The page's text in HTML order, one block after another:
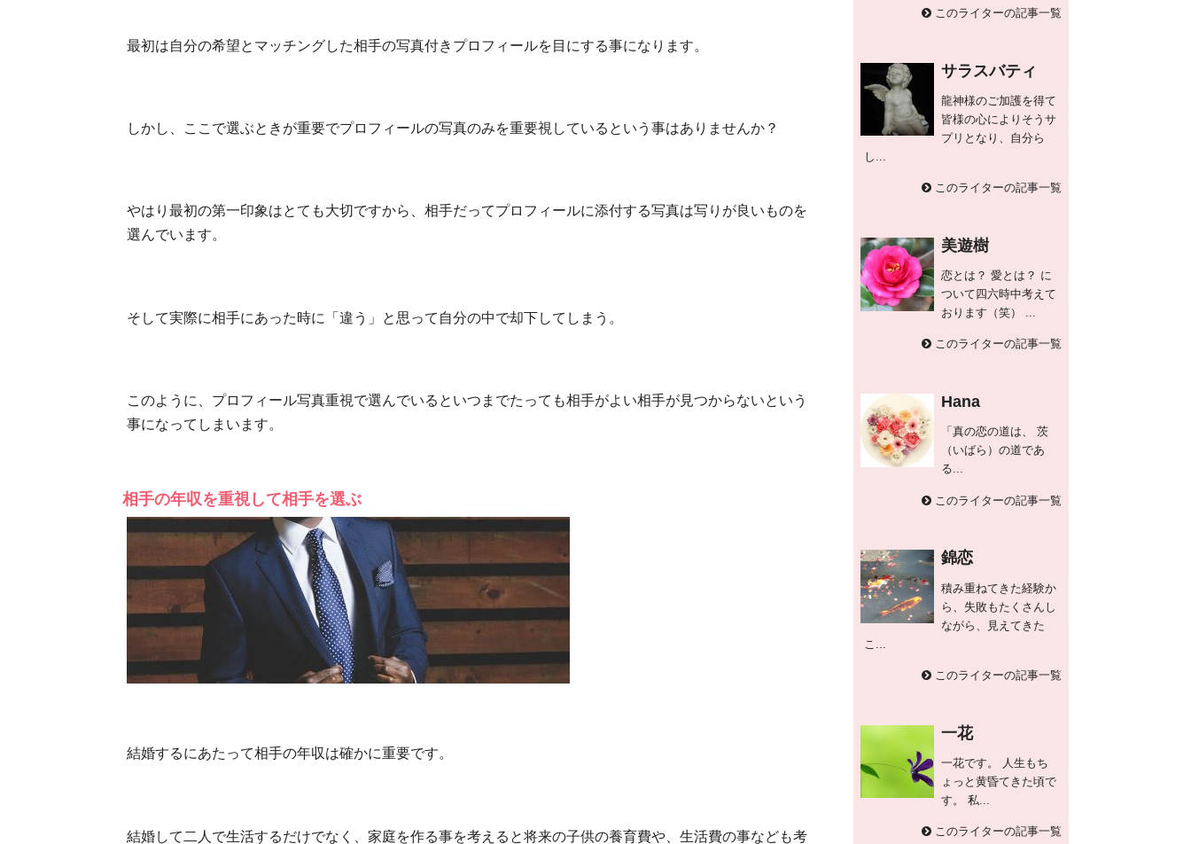
最初は自分の希望とマッチングした相手の写真付きプロフィールを目にする事になります。
しかし、ここで選ぶときが重要でプロフィールの写真のみを重要視しているという事はありませんか？
やはり最初の第一印象はとても大切ですから、相手だってプロフィールに添付する写真は写りが良いものを
選んでいます。
そして実際に相手にあった時に「違う」と思って自分の中で却下してしまう。
このように、プロフィール写真重視で選んでいるといつまでたっても相手がよい相手が見つからないという
事になってしまいます。
相手の年収を重視して相手を選ぶ
結婚するにあたって相手の年収は確かに重要です。
結婚して二人で生活するだけでなく、家庭を作る事を考えると将来の子供の養育費や、生活費の事なども考
このライターの記事一覧
サラスバティ
龍神様のご加護を得て
皆様の心によりそうサ
プリとなり、自分ら
し...
このライターの記事一覧
美遊樹
恋とは？ 愛とは？ に
ついて四六時中考えて
おります（笑） ...
このライターの記事一覧
Hana
「真の恋の道は、 茨
（いばら）の道であ
る...
このライターの記事一覧
錦恋
積み重ねてきた経験か
ら、失敗もたくさんし
ながら、見えてきた
こ...
このライターの記事一覧
一花
一花です。 人生もち
ょっと黄昏てきた頃で
す。 私...
このライターの記事一覧